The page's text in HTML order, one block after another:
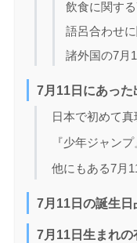
飲食に関す
語呂合わせ
諸外国の7月
7月11日にあった
日本で初めて
『少年ジャン
他にもある7月
7月11日の誕生日
7月11日生まれの